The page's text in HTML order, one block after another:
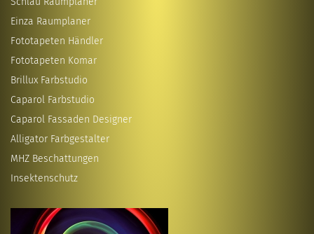
Einza Raumplaner
Fototapeten Händler
Fototapeten Komar
Brillux Farbstudio
Caparol Farbstudio
Caparol Fassaden Designer
Alligator Farbgestalter
MHZ Beschattungen
Insektenschutz